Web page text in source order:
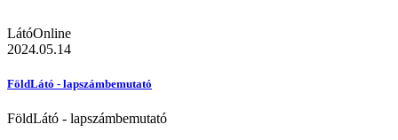
LátóOnline
2024.05.14
FöldLátó - lapszámbemutató
FöldLátó - lapszámbemutató